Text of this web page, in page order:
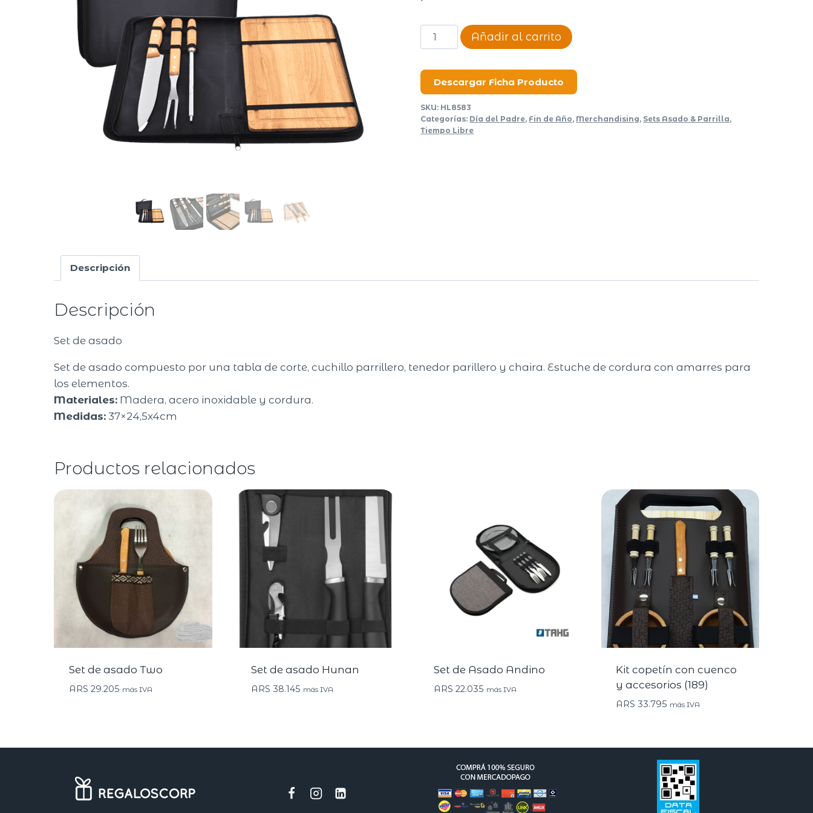
Set
de
Facundo
cantidad
Añadir al carrito
Descargar Ficha Producto
SKU: HL8583
Categorías: Día del Padre, Fin de Año, Merchandising, Sets Asado & Parrilla,
Tiempo Libre
Descripción
Descripción
Set de asado
Set de asado compuesto por una tabla de corte, cuchillo parrillero, tenedor parillero y chaira. Estuche de cordura con amarres para
los elementos.
Materiales: Madera, acero inoxidable y cordura.
Medidas: 37×24,5x4cm
Productos relacionados
Set de asado Two
ARS 29.205 más IVA
Set de asado Hunan
ARS 38.145 más IVA
Set de Asado Andino
ARS 22.035 más IVA
Kit copetín con cuenco
y accesorios (189)
ARS 33.795 más IVA